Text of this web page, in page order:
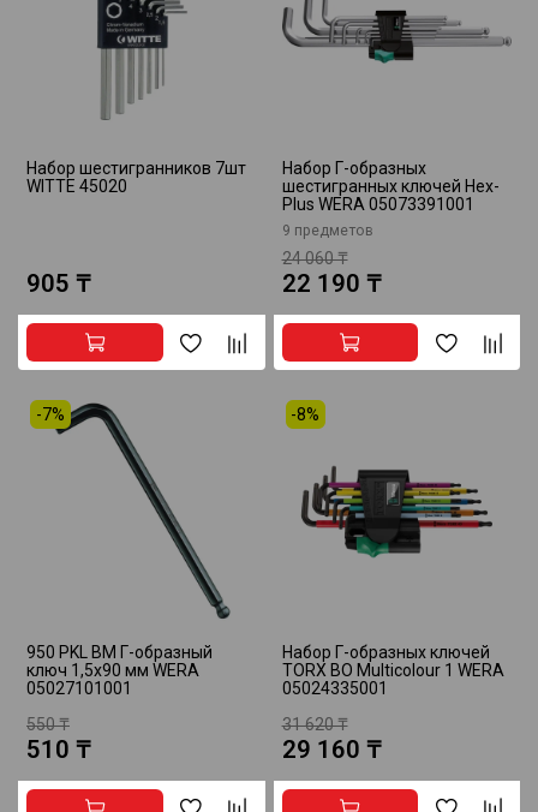
Набор шестигранников 7шт
WITTE 45020
905 ₸
Набор Г-образных
шестигранных ключей Hex-
Plus WERA 05073391001
9 предметов
24 060 ₸
22 190 ₸
-7%
950 PKL BM Г-образный
ключ 1,5х90 мм WERA
05027101001
550 ₸
510 ₸
-8%
Набор Г-образных ключей
TORX BO Multicolour 1 WERA
05024335001
31 620 ₸
29 160 ₸